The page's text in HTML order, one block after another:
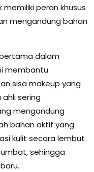
peran khusus
mengandung bahan
dalam
membantu
sisa makeup yang
sering
mengandung
bahan aktif yang
kulit secara lembut
sehingga